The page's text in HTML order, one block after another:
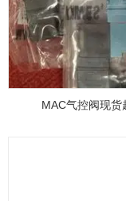
MAC气控阀现货